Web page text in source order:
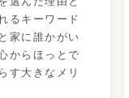
るキーワード
家に誰かがい
からほっとで
す大きなメリ